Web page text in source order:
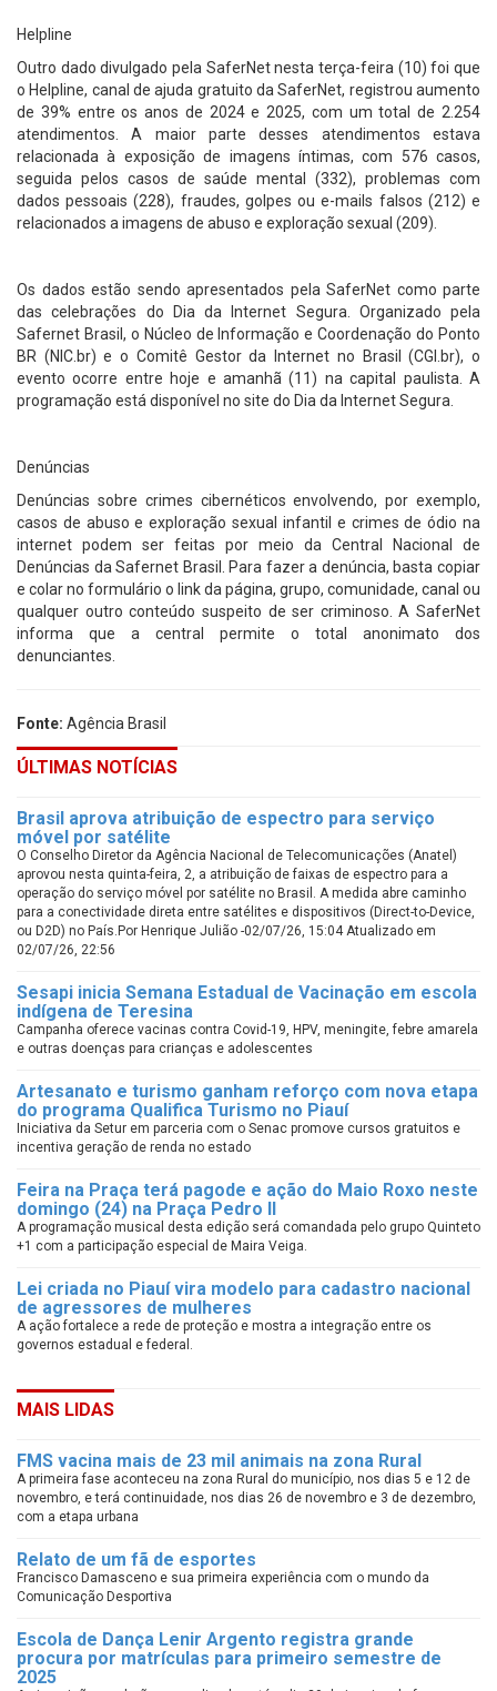
Helpline
Outro dado divulgado pela SaferNet nesta terça-feira (10) foi que
o Helpline, canal de ajuda gratuito da SaferNet, registrou aumento
de 39% entre os anos de 2024 e 2025, com um total de 2.254
atendimentos. A maior parte desses atendimentos estava
relacionada à exposição de imagens íntimas, com 576 casos,
seguida pelos casos de saúde mental (332), problemas com
dados pessoais (228), fraudes, golpes ou e-mails falsos (212) e
relacionados a imagens de abuso e exploração sexual (209).
Os dados estão sendo apresentados pela SaferNet como parte
das celebrações do Dia da Internet Segura. Organizado pela
Safernet Brasil, o Núcleo de Informação e Coordenação do Ponto
BR (NIC.br) e o Comitê Gestor da Internet no Brasil (CGI.br), o
evento ocorre entre hoje e amanhã (11) na capital paulista. A
programação está disponível no site do Dia da Internet Segura.
Denúncias
Denúncias sobre crimes cibernéticos envolvendo, por exemplo,
casos de abuso e exploração sexual infantil e crimes de ódio na
internet podem ser feitas por meio da Central Nacional de
Denúncias da Safernet Brasil. Para fazer a denúncia, basta copiar
e colar no formulário o link da página, grupo, comunidade, canal ou
qualquer outro conteúdo suspeito de ser criminoso. A SaferNet
informa que a central permite o total anonimato dos
denunciantes.
Fonte: Agência Brasil
ÚLTIMAS NOTÍCIAS
Brasil aprova atribuição de espectro para serviço
móvel por satélite
O Conselho Diretor da Agência Nacional de Telecomunicações (Anatel)
aprovou nesta quinta-feira, 2, a atribuição de faixas de espectro para a
operação do serviço móvel por satélite no Brasil. A medida abre caminho
para a conectividade direta entre satélites e dispositivos (Direct-to-Device,
ou D2D) no País.Por Henrique Julião -02/07/26, 15:04 Atualizado em
02/07/26, 22:56
Sesapi inicia Semana Estadual de Vacinação em escola
indígena de Teresina
Campanha oferece vacinas contra Covid-19, HPV, meningite, febre amarela
e outras doenças para crianças e adolescentes
Artesanato e turismo ganham reforço com nova etapa
do programa Qualifica Turismo no Piauí
Iniciativa da Setur em parceria com o Senac promove cursos gratuitos e
incentiva geração de renda no estado
Feira na Praça terá pagode e ação do Maio Roxo neste
domingo (24) na Praça Pedro II
A programação musical desta edição será comandada pelo grupo Quinteto
+1 com a participação especial de Maira Veiga.
Lei criada no Piauí vira modelo para cadastro nacional
de agressores de mulheres
A ação fortalece a rede de proteção e mostra a integração entre os
governos estadual e federal.
MAIS LIDAS
FMS vacina mais de 23 mil animais na zona Rural
A primeira fase aconteceu na zona Rural do município, nos dias 5 e 12 de
novembro, e terá continuidade, nos dias 26 de novembro e 3 de dezembro,
com a etapa urbana
Relato de um fã de esportes
Francisco Damasceno e sua primeira experiência com o mundo da
Comunicação Desportiva
Escola de Dança Lenir Argento registra grande
procura por matrículas para primeiro semestre de
2025